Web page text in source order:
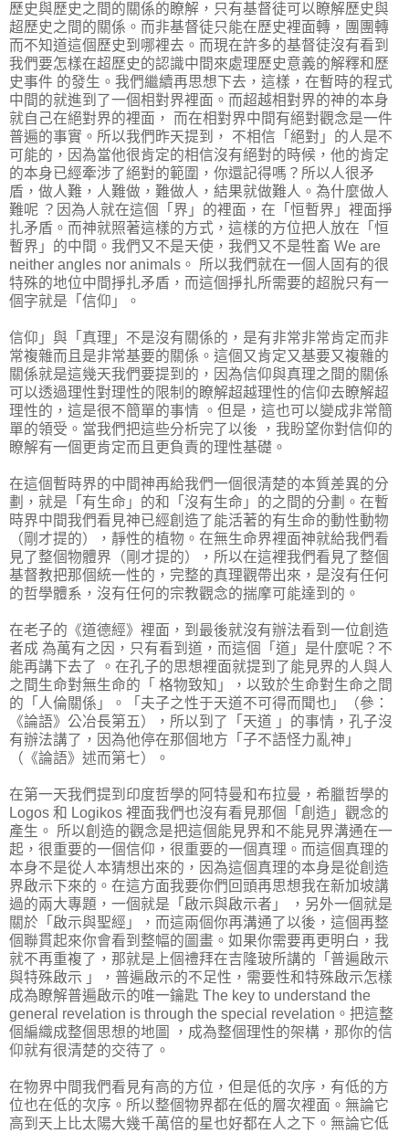
歷史與歷史之間的關係的瞭解，只有基督徒可以瞭解歷史與
超歷史之間的關係。而非基督徒只能在歷史裡面轉，團團轉
而不知道這個歷史到哪裡去。而現在許多的基督徒沒有看到
我們要怎樣在超歷史的認識中間來處理歷史意義的解釋和歷
史事件 的發生。我們繼續再思想下去，這樣，在暫時的程式
中間的就進到了一個相對界裡面。而超越相對界的神的本身
就自己在絕對界的裡面， 而在相對界中間有絕對觀念是一件
普遍的事實。所以我們昨天提到， 不相信「絕對」的人是不
可能的，因為當他很肯定的相信沒有絕對的時候，他的肯定
的本身已經牽涉了絕對的範圍，你還記得嗎？所以人很矛
盾，做人難，人難做，難做人，結果就做難人。為什麼做人
難呢 ？因為人就在這個「界」的裡面，在「恒暫界」裡面掙
扎矛盾。而神就照著這樣的方式，這樣的方位把人放在「恒
暫界」的中間。我們又不是天使，我們又不是牲畜 We are
neither angles nor animals。 所以我們就在一個人固有的很
特殊的地位中間掙扎矛盾，而這個掙扎所需要的超脫只有一
個字就是「信仰」。
信仰」與「真理」不是沒有關係的，是有非常非常肯定而非
常複雜而且是非常基要的關係。這個又肯定又基要又複雜的
關係就是這幾天我們要提到的，因為信仰與真理之間的關係
可以透過理性對理性的限制的瞭解超越理性的信仰去瞭解超
理性的，這是很不簡單的事情 。但是，這也可以變成非常簡
單的領受。當我們把這些分析完了以後 ，我盼望你對信仰的
瞭解有一個更肯定而且更負責的理性基礎。
在這個暫時界的中間神再給我們一個很清楚的本質差異的分
劃，就是「有生命」的和「沒有生命」的之間的分劃。在暫
時界中間我們看見神已經創造了能活著的有生命的動性動物
（剛才提的），靜性的植物。在無生命界裡面神就給我們看
見了整個物體界（剛才提的），所以在這裡我們看見了整個
基督教把那個統一性的，完整的真理觀帶出來，是沒有任何
的哲學體系，沒有任何的宗教觀念的揣摩可能達到的。
在老子的《道德經》裡面，到最後就沒有辦法看到一位創造
者成 為萬有之因，只有看到道，而這個「道」是什麼呢？不
能再講下去了 。在孔子的思想裡面就提到了能見界的人與人
之間生命對無生命的「 格物致知」，以致於生命對生命之間
的「人倫關係」。「夫子之性于天道不可得而聞也」（參：
《論語》公冶長第五），所以到了「天道 」的事情，孔子沒
有辦法講了，因為他停在那個地方「子不語怪力亂神」
（《論語》述而第七）。
在第一天我們提到印度哲學的阿特曼和布拉曼，希臘哲學的
Logos 和 Logikos 裡面我們也沒有看見那個「創造」觀念的
產生。 所以創造的觀念是把這個能見界和不能見界溝通在一
起，很重要的一個信仰，很重要的一個真理。而這個真理的
本身不是從人本猜想出來的，因為這個真理的本身是從創造
界啟示下來的。在這方面我要你們回頭再思想我在新加坡講
過的兩大專題，一個就是「啟示與啟示者」 ，另外一個就是
關於「啟示與聖經」，而這兩個你再溝通了以後，這個再整
個聯貫起來你會看到整幅的圖畫。如果你需要再更明白，我
就不再重複了，那就是上個禮拜在吉隆玻所講的「普遍啟示
與特殊啟示 」，普遍啟示的不足性，需要性和特殊啟示怎樣
成為瞭解普遍啟示的唯一鑰匙 The key to understand the
general revelation is through the special revelation。把這整
個編織成整個思想的地圖 ，成為整個理性的架構，那你的信
仰就有很清楚的交待了。
在物界中間我們看見有高的方位，但是低的次序，有低的方
位也在低的次序。所以整個物界都在低的層次裡面。無論它
高到天上比太陽大幾千萬倍的星也好都在人之下。無論它低